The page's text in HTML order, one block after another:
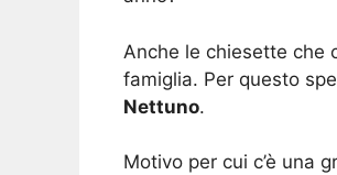
Anche le chiesette che
famiglia. Per questo
Nettuno.
Motivo per cui c’è una